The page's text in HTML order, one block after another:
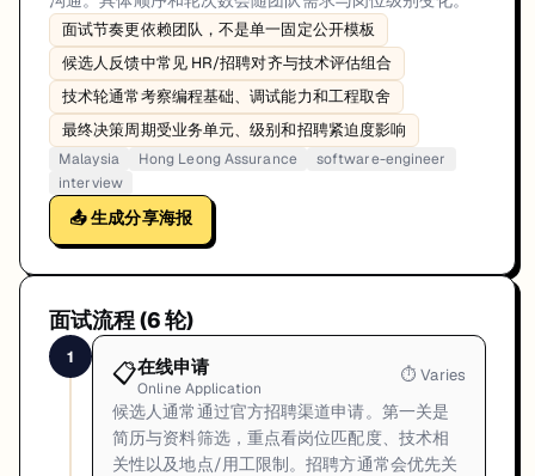
面试节奏更依赖团队，不是单一固定公开模板
候选人反馈中常见 HR/招聘对齐与技术评估组合
技术轮通常考察编程基础、调试能力和工程取舍
最终决策周期受业务单元、级别和招聘紧迫度影响
Malaysia Hong Leong Assurance
software-engineer
interview
📤 生成分享海报
面试流程 (6轮)
1
📋在线申请
Online Application
⏱Varies
候选人通常通过官方招聘渠道申请。第一关是
简历与资料筛选，重点看岗位匹配度、技术相
关性以及地点/用工限制。招聘方通常会优先关